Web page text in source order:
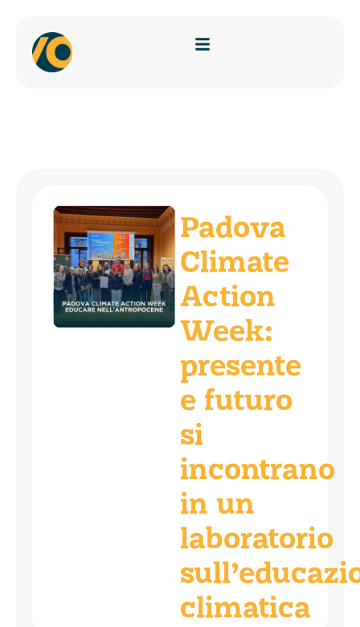
Padova
Climate
Action
Week:
presente
e futuro
si
incontrano
in un
laboratorio
climatica